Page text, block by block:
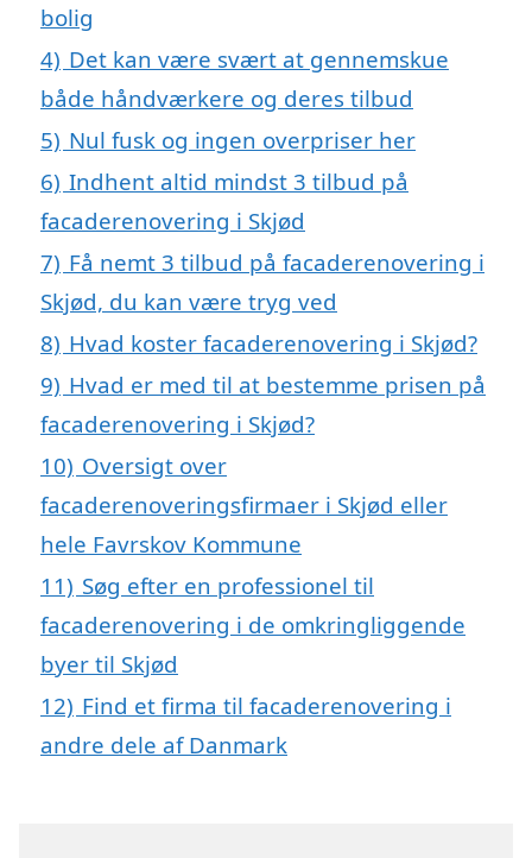
bolig
4) Det kan være svært at gennemskue
både håndværkere og deres tilbud
5) Nul fusk og ingen overpriser her
6) Indhent altid mindst 3 tilbud på
facaderenovering i Skjød
7) Få nemt 3 tilbud på facaderenovering i
Skjød, du kan være tryg ved
8) Hvad koster facaderenovering i Skjød?
9) Hvad er med til at bestemme prisen på
facaderenovering i Skjød?
10) Oversigt over
facaderenoveringsfirmaer i Skjød eller
hele Favrskov Kommune
11) Søg efter en professionel til
facaderenovering i de omkringliggende
byer til Skjød
12) Find et firma til facaderenovering i
andre dele af Danmark